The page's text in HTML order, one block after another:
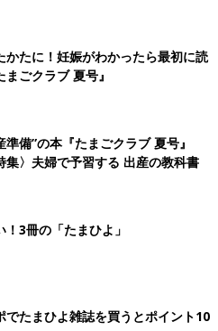
かたに！妊娠がわかったら最初に読
ごクラブ 夏号』
準備”の本『たまごクラブ 夏号』
集〉夫婦で予習する 出産の教科書
3冊の「たまひよ」
でたまひよ雑誌を買うとポイント10